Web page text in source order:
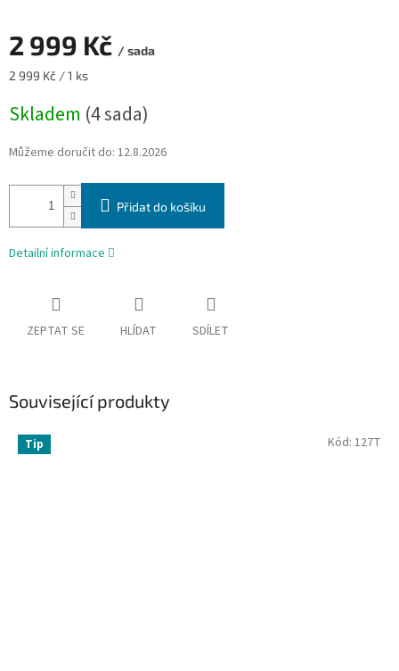
2 999 Kč / sada
Měrná
2 999 Kč / 1 ks
Skladem (4 sada)
Můžeme doručit do: 12.8.2026
Přidat do košíku
Detailní informace
ZEPTAT SE HLÍDAT SDÍLET
Související produkty
Tip Kód: 127T